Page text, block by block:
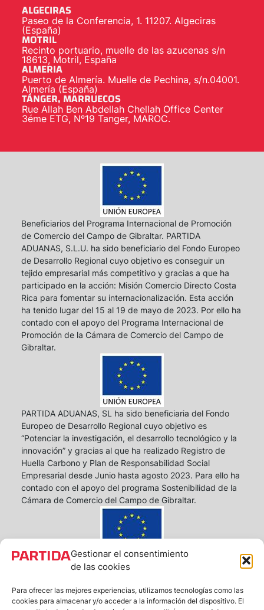
Gestionar el consentimiento
de las cookies
Para ofrecer las mejores experiencias, utilizamos tecnologías como las
cookies para almacenar y/o acceder a la información del dispositivo. El
ALGECIRAS
Paseo de la Conferencia, 1. 11207. Algeciras
(España)
MOTRIL
Recinto portuario, muelle de las azucenas s/n
18613, Motril, España
ALMERIA
Puerto de Almería. Muelle de Pechina, s/n.04001.
Almería (España)
TÁNGER, MARRUECOS
Rue Allah Ben Abdellah Chellah Office Center
3éme ETG, Nº19 Tanger, MAROC.
Beneficiarios del Programa Internacional de Promoción
de Comercio del Campo de Gibraltar. PARTIDA
ADUANAS, S.L.U. ha sido beneficiario del Fondo Europeo
de Desarrollo Regional cuyo objetivo es conseguir un
tejido empresarial más competitivo y gracias a que ha
participado en la acción: Misión Comercio Directo Costa
Rica para fomentar su internacionalización. Esta acción
ha tenido lugar del 15 al 19 de mayo de 2023. Por ello ha
contado con el apoyo del Programa Internacional de
Promoción de la Cámara de Comercio del Campo de
Gibraltar.
PARTIDA ADUANAS, SL ha sido beneficiaria del Fondo
Europeo de Desarrollo Regional cuyo objetivo es
“Potenciar la investigación, el desarrollo tecnológico y la
innovación” y gracias al que ha realizado Registro de
Huella Carbono y Plan de Responsabilidad Social
Empresarial desde Junio hasta agosto 2023. Para ello ha
contado con el apoyo del programa Sostenibilidad de la
Cámara de Comercio del Campo de Gibraltar.
PARTIDA ADUANAS S.L. ha sido beneficiaria de Fondos
competitividad de las PYMES, y gracias al cual ha puesto
en marcha un Plan de Acción con el objetivo de reforzar